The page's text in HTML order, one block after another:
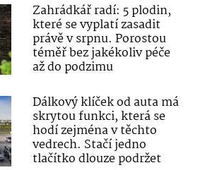
Zahrádkář radí: 5 plodin,
které se vyplatí zasadit
právě v srpnu. Porostou
téměř bez jakékoliv péče
až do podzimu
Dálkový klíček od auta má
skrytou funkci, která se
hodí zejména v těchto
vedrech. Stačí jedno
tlačítko dlouze podržet